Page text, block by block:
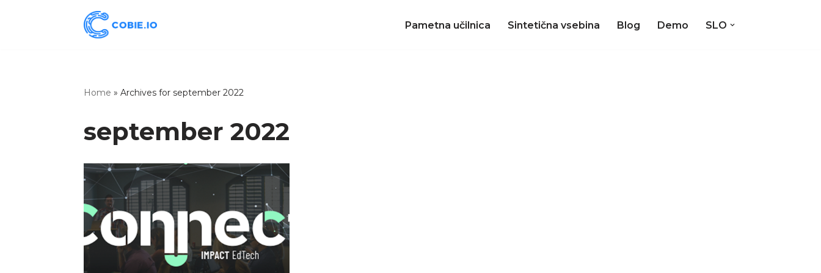
Pametna učilnica Sintetična vsebina Blog Demo SLO
Home » Archives for september 2022
september 2022